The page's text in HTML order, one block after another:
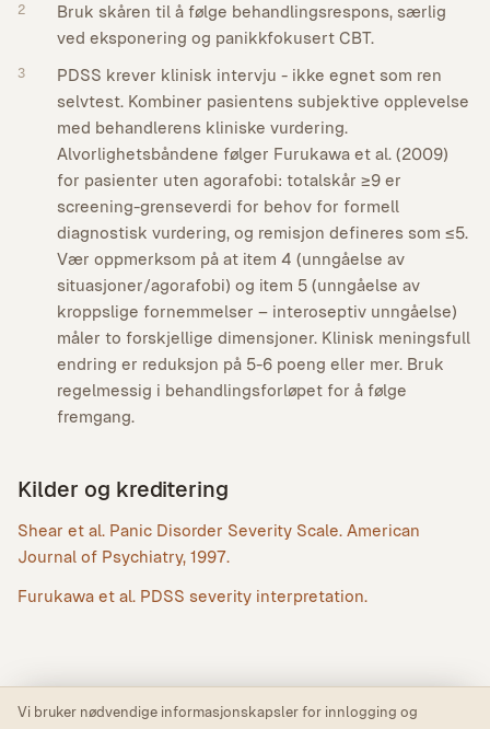
2
Bruk skåren til å følge behandlingsrespons, særlig
ved eksponering og panikkfokusert CBT.
3
PDSS krever klinisk intervju - ikke egnet som ren
selvtest. Kombiner pasientens subjektive opplevelse
med behandlerens kliniske vurdering.
Alvorlighetsbåndene følger Furukawa et al. (2009)
for pasienter uten agorafobi: totalskår ≥9 er
screening-grenseverdi for behov for formell
diagnostisk vurdering, og remisjon defineres som ≤5.
Vær oppmerksom på at item 4 (unngåelse av
situasjoner/agorafobi) og item 5 (unngåelse av
kroppslige fornemmelser – interoseptiv unngåelse)
måler to forskjellige dimensjoner. Klinisk meningsfull
endring er reduksjon på 5-6 poeng eller mer. Bruk
regelmessig i behandlingsforløpet for å følge
fremgang.
Kilder og kreditering
Shear et al. Panic Disorder Severity Scale. American
Journal of Psychiatry, 1997.
Furukawa et al. PDSS severity interpretation.
Vi bruker nødvendige informasjonskapsler for innlogging og